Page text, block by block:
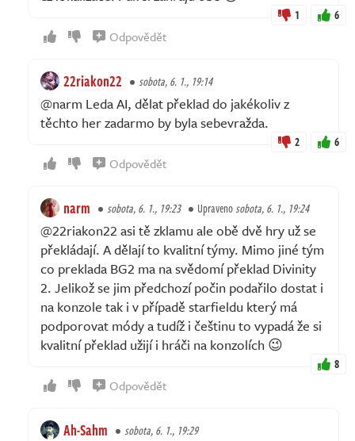
1 6
Odpovědět
22riakon22 sobota, 6. 1., 19:14
@narm Leda AI, dělat překlad do jakékoliv z
těchto her zadarmo by byla sebevražda.
2 6
Odpovědět
narm sobota, 6. 1., 19:23 Upravenosobota, 6. 1., 19:24
@22riakon22 asi tě zklamu ale obě dvě hry už se
překládají. A dělají to kvalitní týmy. Mimo jiné tým
co preklada BG2 ma na svědomí překlad Divinity
2. Jelikož se jim předchozí počin podařilo dostat i
na konzole tak i v případě starfieldu který má
podporovat módy a tudíž i češtinu to vypadá že si
kvalitní překlad užijí i hráči na konzolích 😉
8
Odpovědět
Ah-Sahm sobota, 6. 1., 19:29